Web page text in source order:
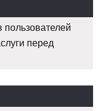
пользователей
перед